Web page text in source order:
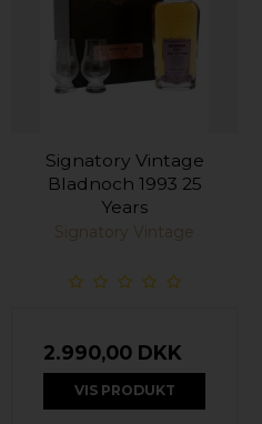
Signatory Vintage
Bladnoch 1993 25
Years
Signatory Vintage
2.990,00 DKK
VIS PRODUKT